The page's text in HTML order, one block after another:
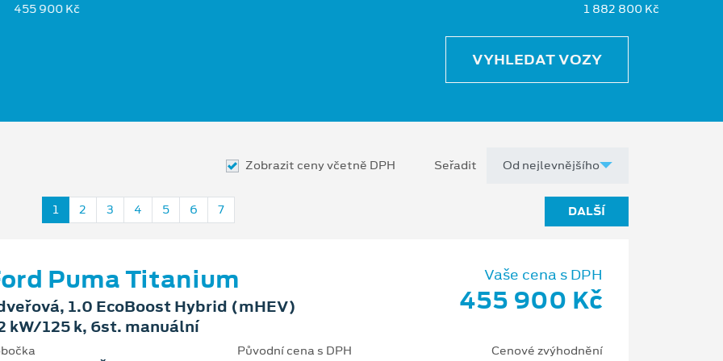
455 900 Kč 1 882 800 Kč
VYHLEDAT VOZY
Zobrazit ceny včetně DPH Seřadit
1 2 3 4 5 6 7 DALŠÍ
Puma Titanium
1.0 EcoBoost Hybrid (mHEV)
kW/125 k, 6st. manuální
Vaše cena s DPH
455 900 Kč
Původní cena s DPH Cenové zvýhodnění